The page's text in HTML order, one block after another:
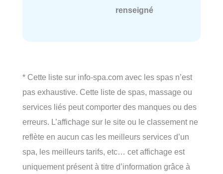
renseigné
* Cette liste sur info-spa.com avec les spas n’est
pas exhaustive. Cette liste de spas, massage ou
services liés peut comporter des manques ou des
erreurs. L’affichage sur le site ou le classement ne
reflète en aucun cas les meilleurs services d’un
spa, les meilleurs tarifs, etc… cet affichage est
uniquement présent à titre d’information grâce à